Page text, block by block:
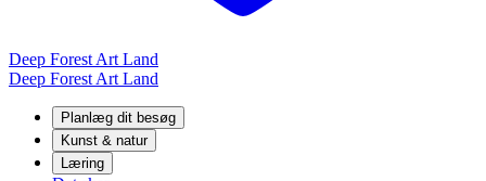
Deep Forest Art Land
Deep Forest Art Land
Planlæg dit besøg
Kunst & natur
Læring